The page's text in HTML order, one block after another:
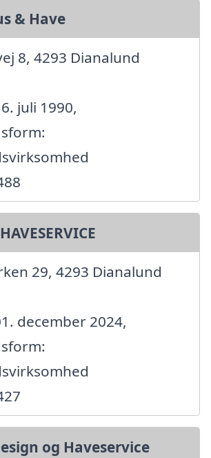
& Have
8, 4293 Dianalund
juli 1990,
29, 4293 Dianalund
december 2024,
og Haveservice